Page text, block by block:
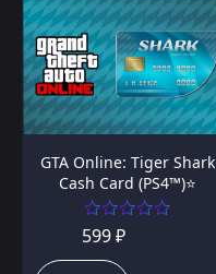
GTA Online: Tiger Shark
Cash Card (PS4™)⭐️
599 ₽